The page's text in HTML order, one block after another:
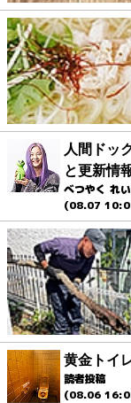
人間ドッ
と更新情
べつやく れい
(08.07
黄金トイ
読者投稿
(08.06